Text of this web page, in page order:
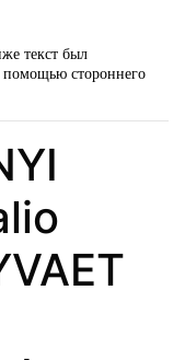
текст был
помощью стороннего